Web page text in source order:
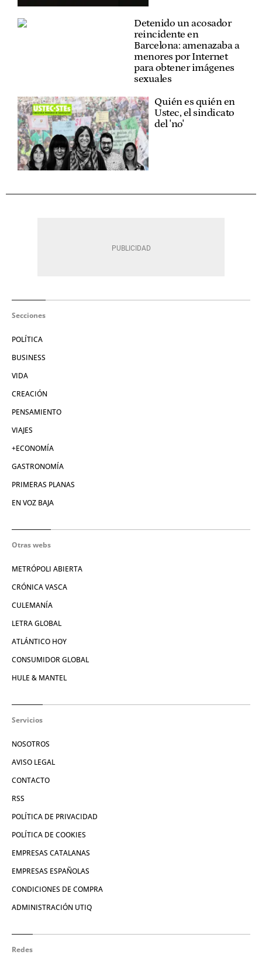
Detenido un acosador
reincidente en
Barcelona: amenazaba a
menores por Internet
para obtener imágenes
sexuales
Quién es quién en
Ustec, el sindicato
del 'no'
Secciones
POLÍTICA
BUSINESS
VIDA
CREACIÓN
PENSAMIENTO
VIAJES
+ECONOMÍA
GASTRONOMÍA
PRIMERAS PLANAS
EN VOZ BAJA
Otras webs
METRÓPOLI ABIERTA
CRÓNICA VASCA
CULEMANÍA
LETRA GLOBAL
ATLÁNTICO HOY
CONSUMIDOR GLOBAL
HULE & MANTEL
Servicios
NOSOTROS
AVISO LEGAL
CONTACTO
RSS
POLÍTICA DE PRIVACIDAD
POLÍTICA DE COOKIES
EMPRESAS CATALANAS
EMPRESAS ESPAÑOLAS
CONDICIONES DE COMPRA
ADMINISTRACIÓN UTIQ
Redes